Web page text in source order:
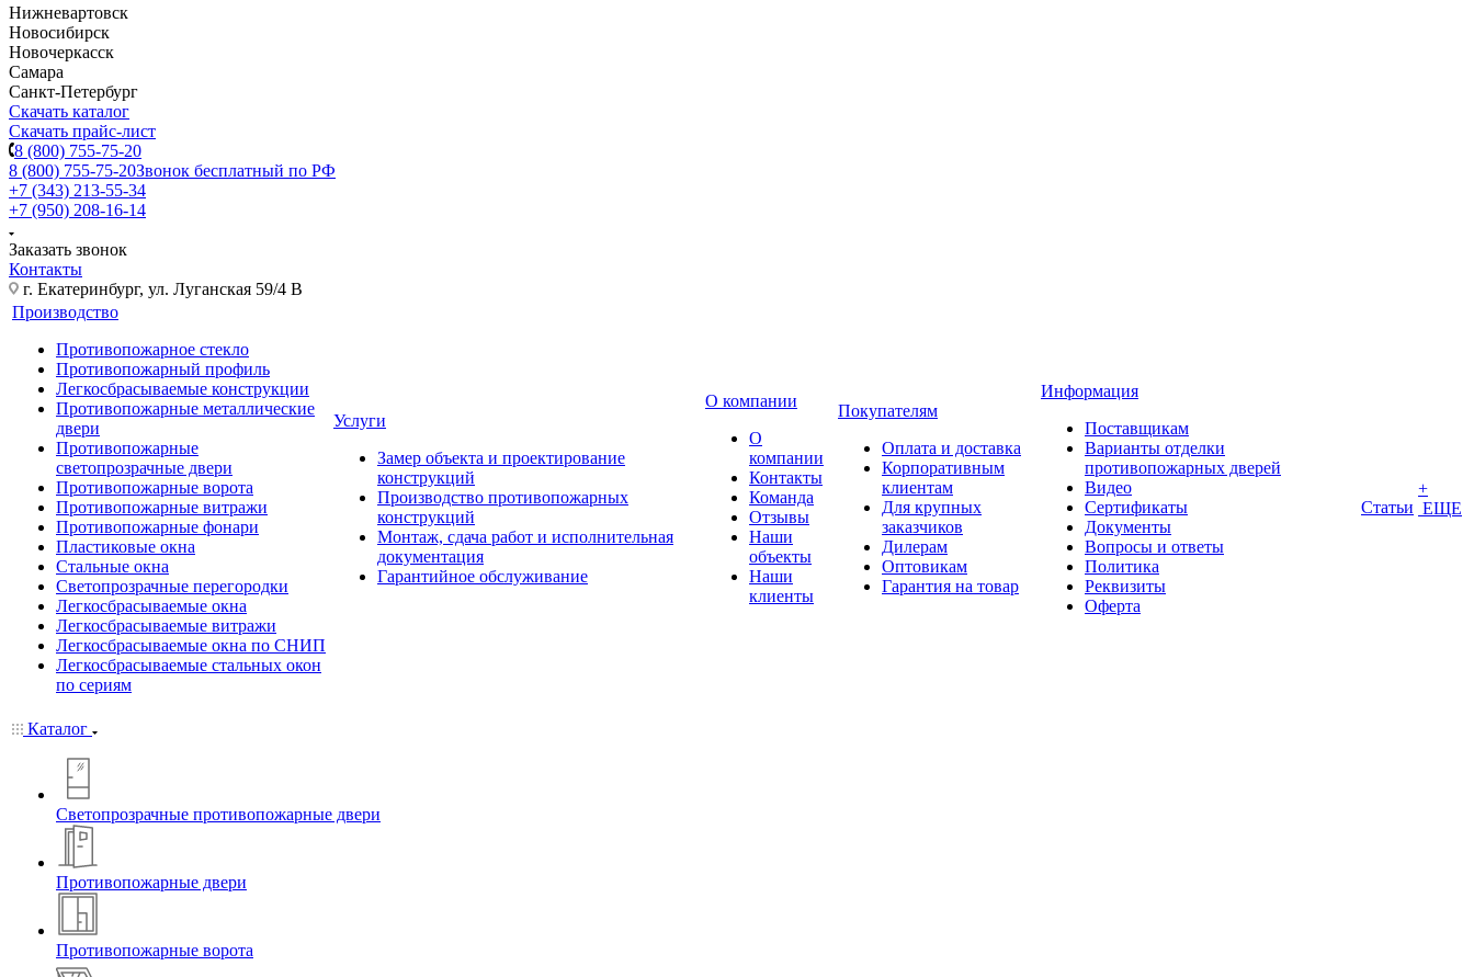
Нижневартовск
Новосибирск
Новочеркасск
Самара
Санкт-Петербург
Скачать каталог
Скачать прайс-лист
8 (800) 755-75-20
8 (800) 755-75-20Звонок бесплатный по РФ
+7 (343) 213-55-34
+7 (950) 208-16-14
Заказать звонок
Контакты
г. Екатеринбург, ул. Луганская 59/4 В
Производство
Противопожарное стекло
Противопожарный профиль
Легкосбрасываемые конструкции
Противопожарные металлические
двери
Противопожарные
светопрозрачные двери
Противопожарные ворота
Противопожарные витражи
Противопожарные фонари
Пластиковые окна
Стальные окна
Светопрозрачные перегородки
Легкосбрасываемые окна
Легкосбрасываемые витражи
Легкосбрасываемые окна по СНИП
Легкосбрасываемые стальных окон
по сериям
Услуги
Замер объекта и проектирование
конструкций
Производство противопожарных
конструкций
Монтаж, сдача работ и исполнительная
документация
Гарантийное обслуживание
О компании
О
компании
Контакты
Команда
Отзывы
Наши
объекты
Наши
клиенты
Покупателям
Оплата и доставка
Корпоративным
клиентам
Для крупных
заказчиков
Дилерам
Оптовикам
Гарантия на товар
Информация
Поставщикам
Варианты отделки
противопожарных дверей
Видео
Сертификаты
Документы
Вопросы и ответы
Политика
Реквизиты
Оферта
Статьи
+
ЕЩЕ
Каталог
Светопрозрачные противопожарные двери
Противопожарные двери
Противопожарные ворота